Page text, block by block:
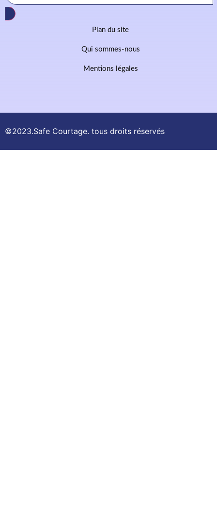
Plan du site
Qui sommes-nous
Mentions légales
©2023.Safe Courtage. tous droits réservés